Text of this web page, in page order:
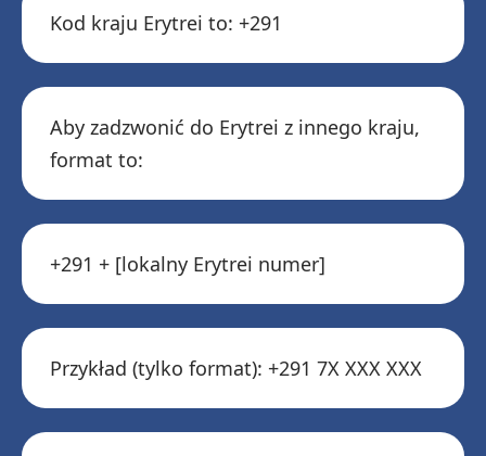
Kod kraju Erytrei to: +291
Aby zadzwonić do Erytrei z innego kraju,
format to:
+291 + [lokalny Erytrei numer]
Przykład (tylko format): +291 7X XXX XXX